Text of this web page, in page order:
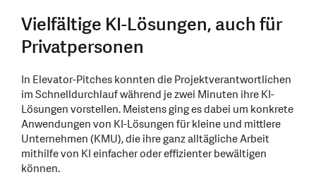
Vielfältige KI-Lösungen, auch für
Privatpersonen
In Elevator-Pitches konnten die Projektverantwortlichen
im Schnelldurchlauf während je zwei Minuten ihre KI-
Lösungen vorstellen. Meistens ging es dabei um konkrete
Anwendungen von KI-Lösungen für kleine und mittlere
Unternehmen (KMU), die ihre ganz alltägliche Arbeit
mithilfe von KI einfacher oder effizienter bewältigen
können.